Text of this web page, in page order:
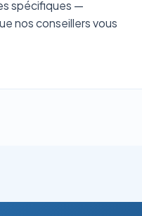
spécifiques —
nos conseillers vous